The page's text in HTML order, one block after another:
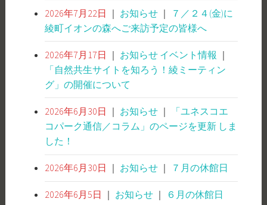
2026年7月22日 ｜ お知らせ｜
７／２４(金)に
綾町イオンの森へご来訪予定の皆様へ
2026年7月17日 ｜ お知らせ イベント情報 ｜
「自然共生サイトを知ろう！綾ミーティン
グ」の開催について
2026年6月30日 ｜ お知らせ｜
「ユネスコエ
コパーク通信／コラム」のページを更新 しま
した！
2026年6月30日 ｜ お知らせ｜ ７月の休館日
2026年6月5日 ｜ お知らせ｜ ６月の休館日